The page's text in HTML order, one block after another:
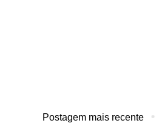
Postagem mais recente